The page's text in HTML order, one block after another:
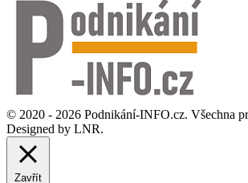
© 2020 - 2026 Podnikání-INFO.cz. Všechna
Designed by LNR.
Zavřít